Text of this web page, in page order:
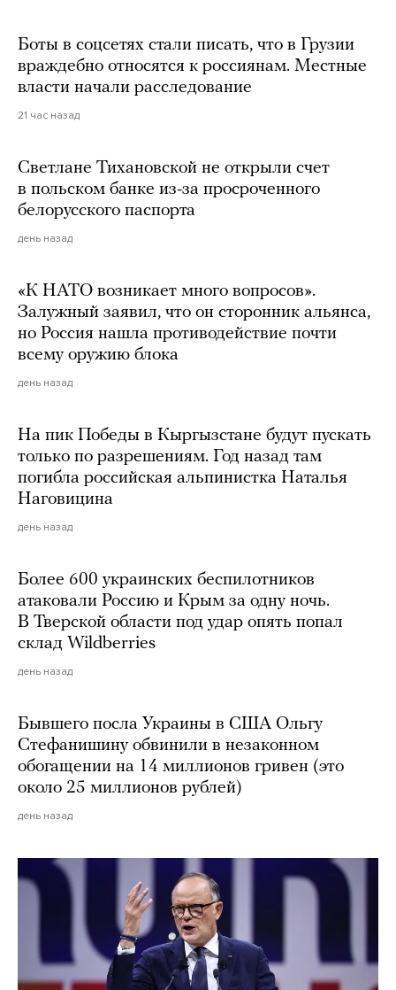
Боты в соцсетях стали писать, что в Грузии
враждебно относятся к россиянам. Местные
власти начали расследование
21 час назад
Светлане Тихановской не открыли счет
в польском банке из-за просроченного
белорусского паспорта
день назад
«К НАТО возникает много вопросов».
Залужный заявил, что он сторонник альянса,
но Россия нашла противодействие почти
всему оружию блока
день назад
На пик Победы в Кыргызстане будут пускать
только по разрешениям. Год назад там
погибла российская альпинистка Наталья
Наговицина
день назад
Более 600 украинских беспилотников
атаковали Россию и Крым за одну ночь.
В Тверской области под удар опять попал
склад Wildberries
день назад
Бывшего посла Украины в США Ольгу
Стефанишину обвинили в незаконном
обогащении на 14 миллионов гривен (это
около 25 миллионов рублей)
день назад